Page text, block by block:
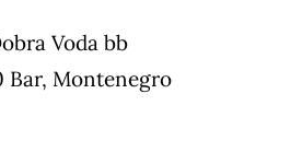
Voda bb
Bar, Montenegro